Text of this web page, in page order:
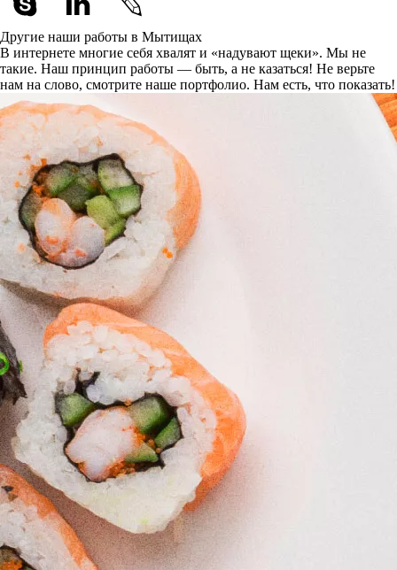
Другие наши работы в Мытищах
В интернете многие себя хвалят и «надувают щеки». Мы не
такие. Наш принцип работы — быть, а не казаться! Не верьте
нам на слово, смотрите наше портфолио. Нам есть, что показать!